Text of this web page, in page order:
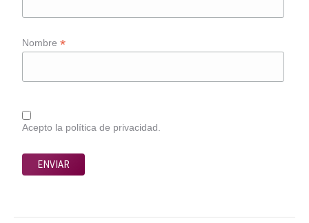
Nombre*
Acepto la política de privacidad.